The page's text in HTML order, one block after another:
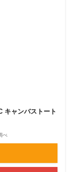
キャンバストート
べ